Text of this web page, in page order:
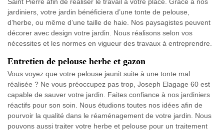
Saint Pierre afin de réaliser le travail à votre place. Grâce à nos
jardiniers, votre jardin bénéficiera d’une tonte de pelouse,
d’herbe, ou même d’une taille de haie. Nos paysagistes peuvent
décorer avec design votre jardin. Nous réalisons selon vos
nécessites et les normes en vigueur des travaux à entreprendre.
Entretien de pelouse herbe et gazon
Vous voyez que votre pelouse jaunit suite à une tonte mal
réalisée ? Ne vous préoccupez pas trop, Joseph Elagage 60 est
capable de sauver votre jardin. Faites confiance à nos jardiniers
réactifs pour son soin. Nous étudions toutes nos idées afin de
pourvoir la qualité dans le réaménagement de votre jardin. Nous
pouvons aussi traiter votre herbe et pelouse pour un traitement